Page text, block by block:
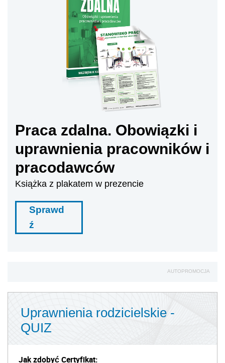
Praca zdalna. Obowiązki i
uprawnienia pracowników i
pracodawców
Książka z plakatem w prezencie
Sprawd
ź
AUTOPROMOCJA
Uprawnienia rodzicielskie -
QUIZ
Jak zdobyć Certyfikat: